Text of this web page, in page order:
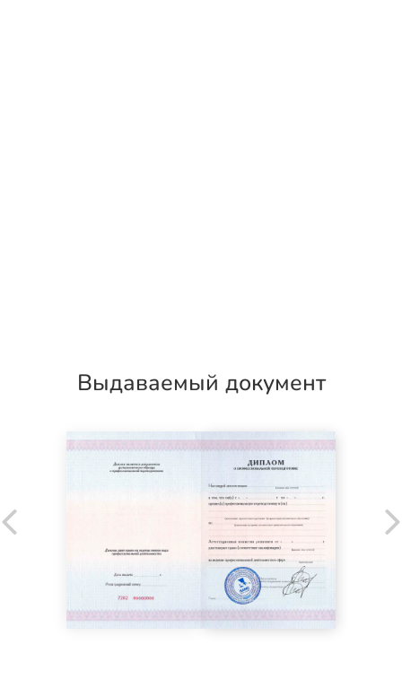
Выдаваемый документ